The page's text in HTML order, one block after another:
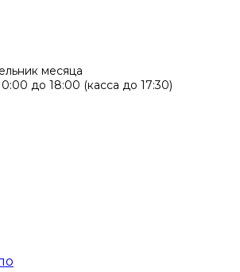
месяца
до 18:00 (касса до 17:30)